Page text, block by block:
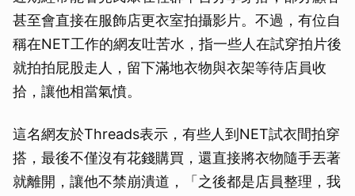
甚至會直接在服飾店更衣室拍攝影片。不過，有位自
稱在NET工作的網友吐苦水，指一些人在試穿拍片後
就拍拍屁股走人，留下滿地衣物與衣架等待店員收
拾，讓他相當氣憤。
這名網友於Threads表示，有些人到NET試衣間拍穿
搭，最後不僅沒有花錢購買，還直接將衣物隨手丟著
就離開，讓他不禁崩潰道，「之後都是店員整理，我